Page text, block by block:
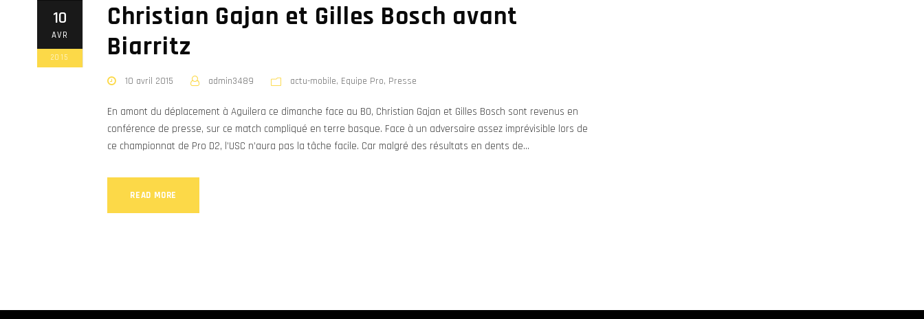
10
AVR
2015
Christian Gajan et Gilles Bosch avant
Biarritz
10 avril 2015 admin3489 actu-mobile, Equipe Pro, Presse
En amont du déplacement à Aguilera ce dimanche face au BO, Christian Gajan et Gilles Bosch sont revenus en
conférence de presse, sur ce match compliqué en terre basque. Face à un adversaire assez imprévisible lors de
ce championnat de Pro D2, l’USC n’aura pas la tâche facile. Car malgré des résultats en dents de...
READ MORE